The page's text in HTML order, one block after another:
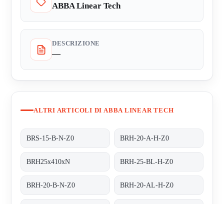
ABBA Linear Tech
DESCRIZIONE
—
ALTRI ARTICOLI DI ABBA LINEAR TECH
BRS-15-B-N-Z0 BRH-20-A-H-Z0
BRH25x410xN BRH-25-BL-H-Z0
BRH-20-B-N-Z0 BRH-20-AL-H-Z0